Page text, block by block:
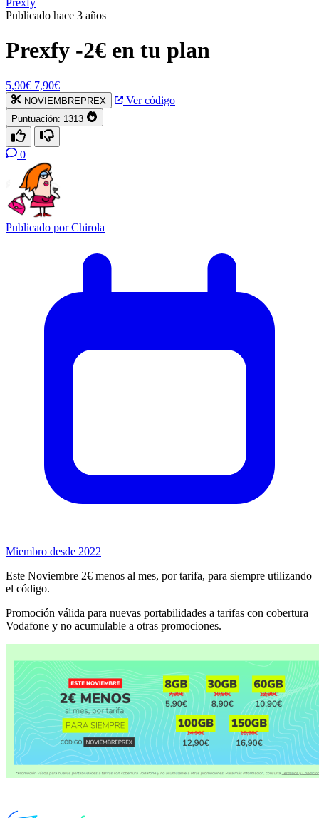
Prexfy
Publicado hace 3 años
Prexfy -2€ en tu plan
5,90€ 7,90€
NOVIEMBREPREX Ver código
Puntuación: 1313
0
Publicado porChirola
Miembro desde 2022
Este Noviembre 2€ menos al mes, por tarifa, para siempre utilizando
el código.
Promoción válida para nuevas portabilidades a tarifas con cobertura
Vodafone y no acumulable a otras promociones.